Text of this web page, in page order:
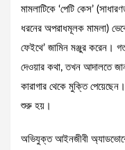
মামলাটিকে ‘পেটি কেস’
ধরনের অপরাধমূলক মামলা)
ফেইথে’ জামিন মঞ্জুর করেন।
দেওয়ার কথা, তখন আদালতে
কারাগার থেকে মুক্তি
শুরু হয়।
অভিযুক্ত আইনজীবী